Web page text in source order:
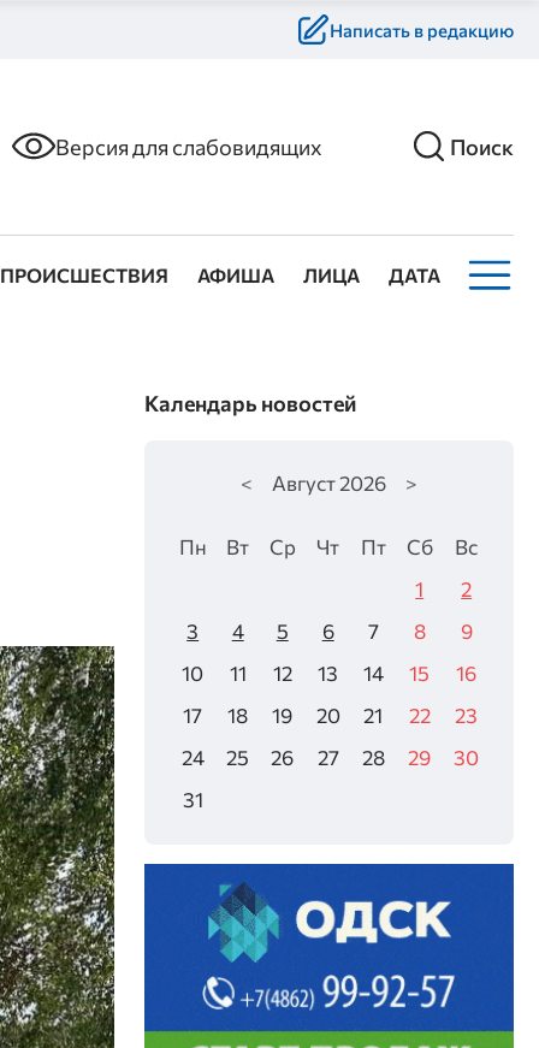
Написать в редакцию
Версия для слабовидящих Поиск
ПРОИСШЕСТВИЯ АФИША ЛИЦА ДАТА
Календарь новостей
< Август2026 >
Пн Вт Ср Чт Пт Сб
Вс
1
2
3
4 5 6 7 8
9
10
11 12 13 14 15
16
17
18 19 20 21 22
23
24
25 26 27 28 29
30
31